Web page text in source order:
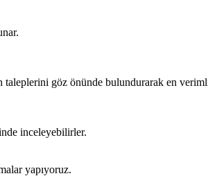
taleplerini göz önünde bulundurarak en
inceleyebilirler.
yapıyoruz.